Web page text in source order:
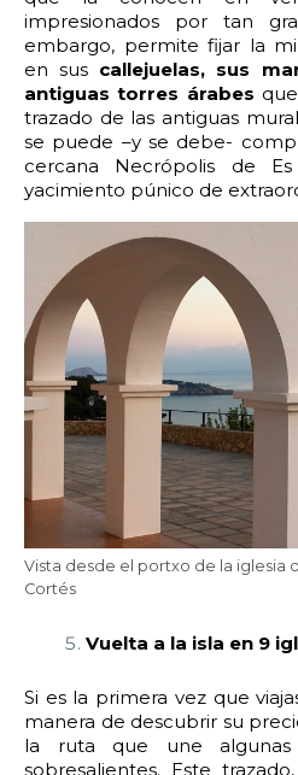
impresionados por tan
embargo, permite fijar la
en sus callejuelas, sus
antiguas torres árabes
trazado de las antiguas
se puede –y se debe-
cercana Necrópolis de
yacimiento púnico de
Vista desde el portxo de la iglesia
Cortés
Vuelta a la isla en 9
Si es la primera vez que
manera de descubrir su
la ruta que une
sobresalientes. Este